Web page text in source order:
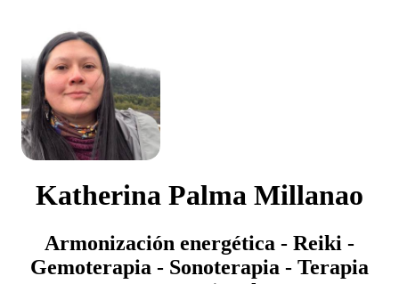
Katherina Palma Millanao
Armonización energética - Reiki -
Gemoterapia - Sonoterapia - Terapia